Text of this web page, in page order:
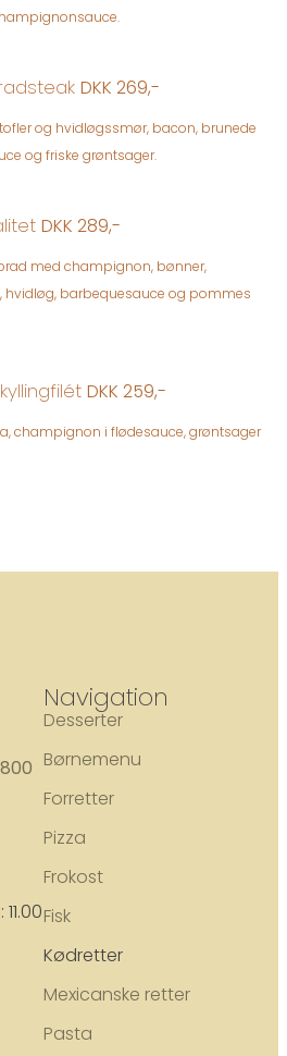
DKK 269,-
og hvidløgssmør, bacon, brunede
og friske grøntsager.
DKK 289,-
med champignon, bønner,
hvidløg, barbequesauce og pommes
DKK 259,-
champignon i flødesauce, grøntsager
Navigation
Desserter
Børnemenu
Forretter
Pizza
Frokost
Fisk
Kødretter
Mexicanske retter
Pasta